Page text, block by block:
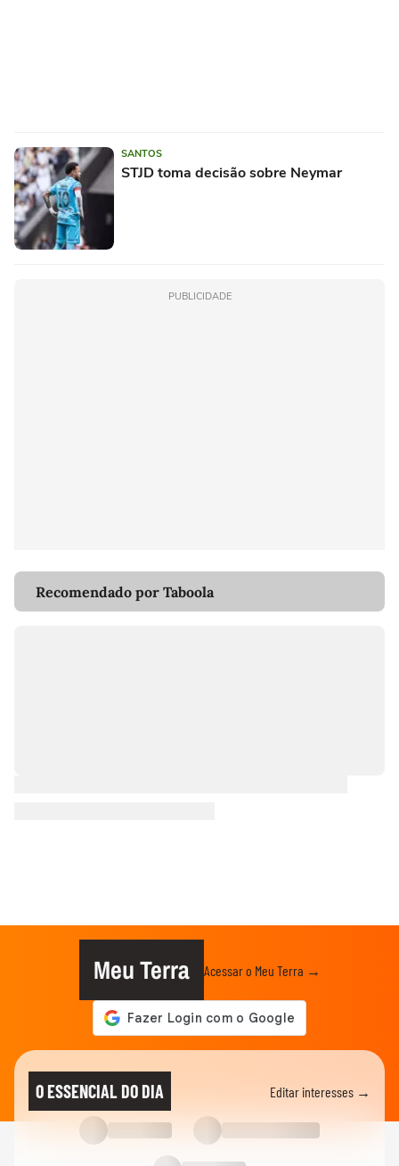
SANTOS
STJD toma decisão sobre Neymar
PUBLICIDADE
Recomendado por Taboola
Meu Terra Acessar o Meu Terra →
O ESSENCIAL DO DIA Editar interesses →